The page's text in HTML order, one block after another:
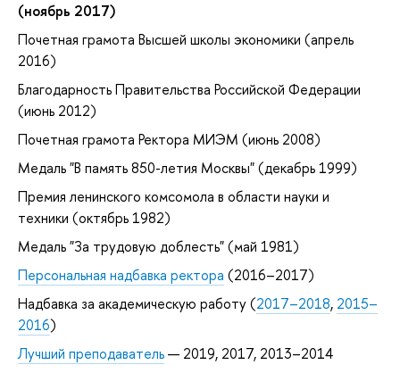
(ноябрь 2017)
Почетная грамота Высшей школы экономики (апрель
2016)
Благодарность Правительства Российской Федерации
(июнь 2012)
Почетная грамота Ректора МИЭМ (июнь 2008)
Медаль "В память 850-летия Москвы" (декабрь 1999)
Премия ленинского комсомола в области науки и
техники (октябрь 1982)
Медаль "За трудовую доблесть" (май 1981)
Персональная надбавка ректора (2016–2017)
Надбавка за академическую работу (2017–2018, 2015–
2016)
Лучший преподаватель— 2019, 2017, 2013–2014